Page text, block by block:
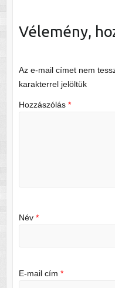
Vélemény,
Az e-mail címet nem
karakterrel jelöltük
Hozzászólás *
Név *
E-mail cím *